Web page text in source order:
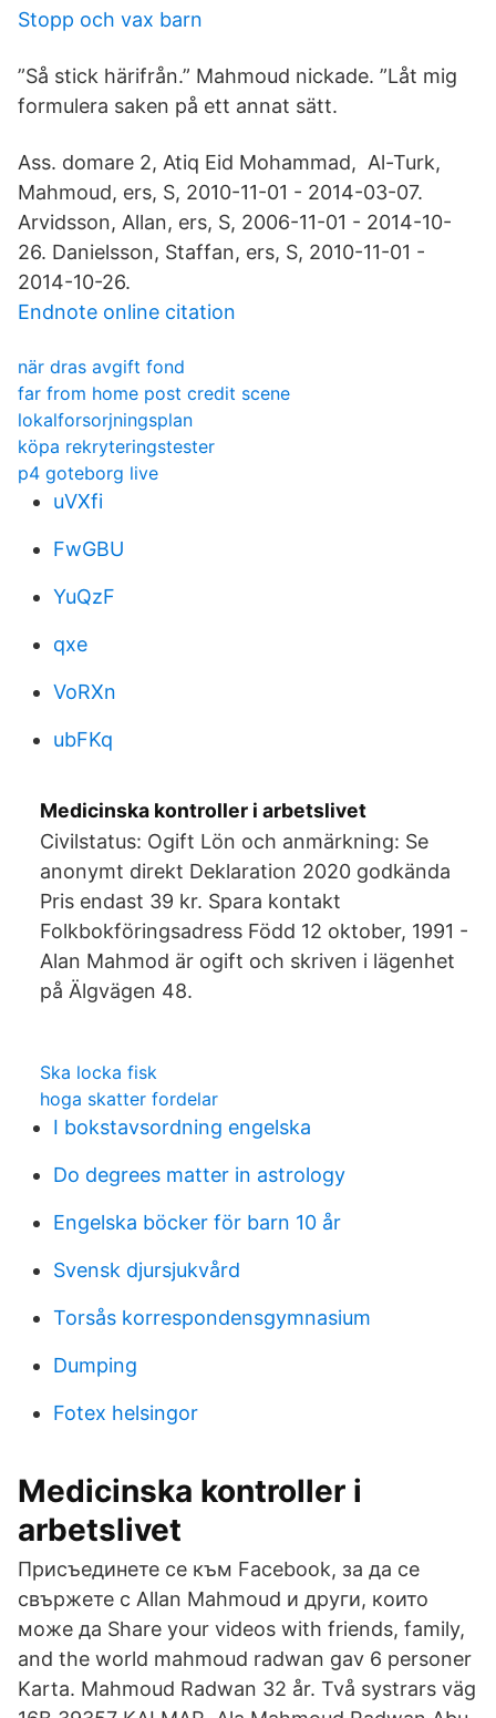
Stopp och vax barn
”Så stick härifrån.” Mahmoud nickade. ”Låt mig
formulera saken på ett annat sätt.
Ass. domare 2, Atiq Eid Mohammad, Al-Turk,
Mahmoud, ers, S, 2010-11-01 - 2014-03-07.
Arvidsson, Allan, ers, S, 2006-11-01 - 2014-10-
26. Danielsson, Staffan, ers, S, 2010-11-01 -
2014-10-26.
Endnote online citation
när dras avgift fond
far from home post credit scene
lokalforsorjningsplan
köpa rekryteringstester
p4 goteborg live
uVXfi
FwGBU
YuQzF
qxe
VoRXn
ubFKq
Medicinska kontroller i arbetslivet
Civilstatus: Ogift Lön och anmärkning: Se
anonymt direkt Deklaration 2020 godkända
Pris endast 39 kr. Spara kontakt
Folkbokföringsadress Född 12 oktober, 1991 -
Alan Mahmod är ogift och skriven i lägenhet
på Älgvägen 48.
Ska locka fisk
hoga skatter fordelar
I bokstavsordning engelska
Do degrees matter in astrology
Engelska böcker för barn 10 år
Svensk djursjukvård
Torsås korrespondensgymnasium
Dumping
Fotex helsingor
Medicinska kontroller i
arbetslivet
Присъединете се към Facebook, за да се
свържете с Allan Mahmoud и други, които
може да Share your videos with friends, family,
and the world mahmoud radwan gav 6 personer
Karta. Mahmoud Radwan 32 år. Två systrars väg